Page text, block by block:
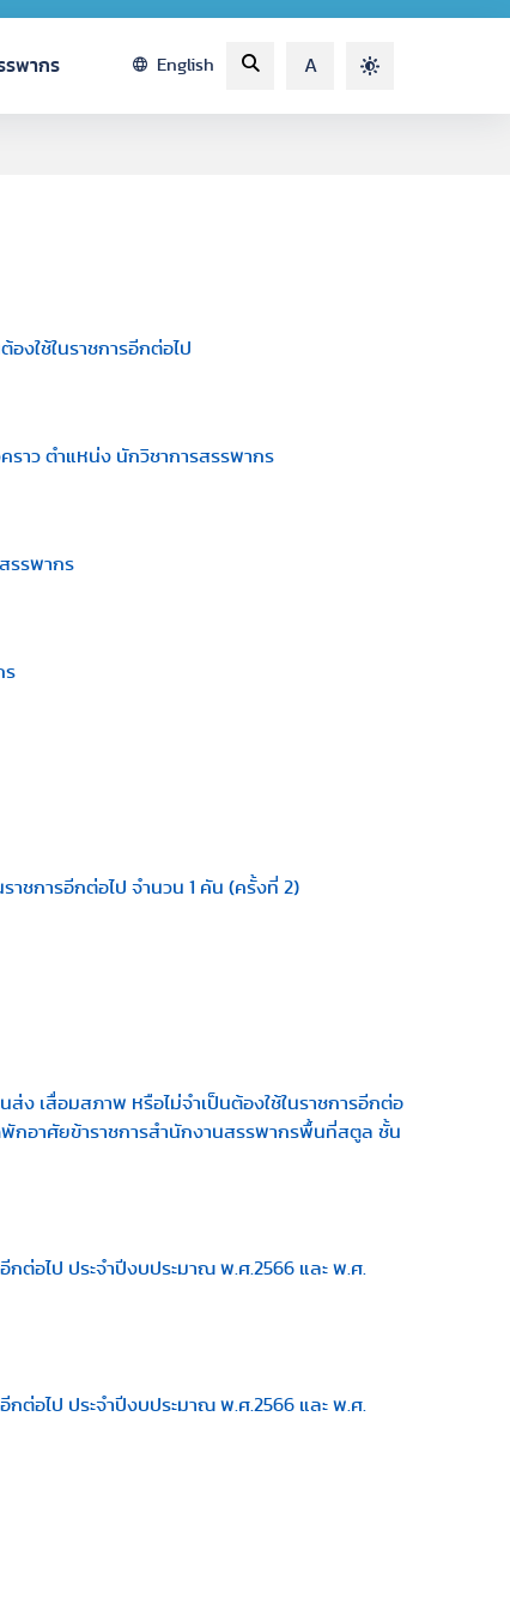
รพากร English A
งใช้ในราชการอีกต่อไป
าว ตำแหน่ง นักวิชาการสรรพากร
รรพากร
ร
ชการอีกต่อไป จำนวน 1 คัน (ครั้งที่ 2)
เสื่อมสภาพ หรือไม่จำเป็นต้องใช้ในราชการอีกต่อ
กอาศัยข้าราชการสำนักงานสรรพากรพื้นที่สตูล ชั้น
ต่อไป ประจำปีงบประมาณ พ.ศ.2566 และ พ.ศ.
ต่อไป ประจำปีงบประมาณ พ.ศ.2566 และ พ.ศ.